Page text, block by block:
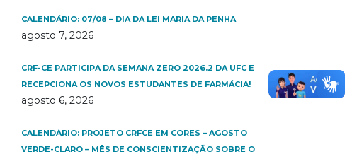
CALENDÁRIO: 07/08 – DIA DA LEI MARIA DA PENHA
agosto 7, 2026
CRF-CE PARTICIPA DA SEMANA ZERO 2026.2 DA UFC E
RECEPCIONA OS NOVOS ESTUDANTES DE FARMÁCIA!
agosto 6, 2026
CALENDÁRIO: PROJETO CRFCE EM CORES – AGOSTO
VERDE-CLARO – MÊS DE CONSCIENTIZAÇÃO SOBRE O